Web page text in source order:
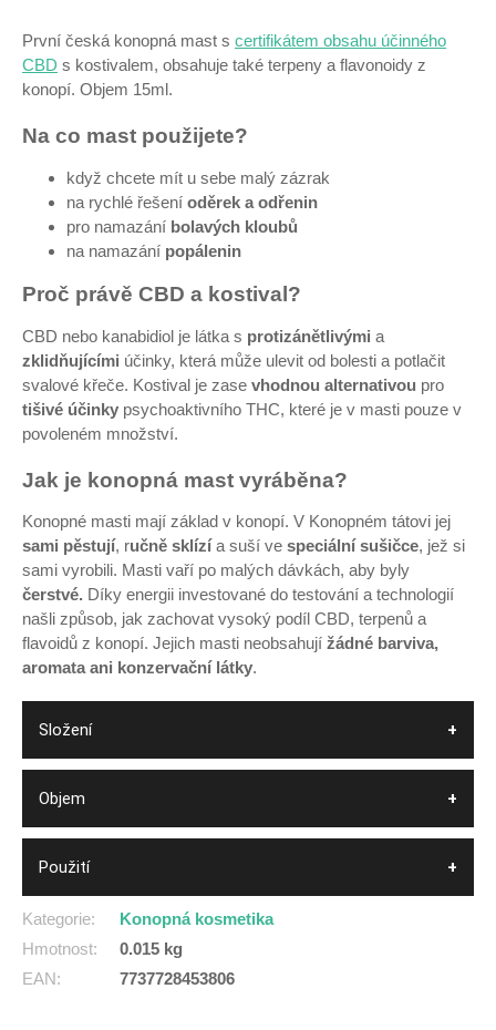
První česká konopná mast s certifikátem obsahu účinného
CBD s kostivalem, obsahuje také terpeny a flavonoidy z
konopí. Objem 15ml.
Na co mast použijete?
když chcete mít u sebe malý zázrak
na rychlé řešení oděrek a odřenin
pro namazání bolavých kloubů
na namazání popálenin
Proč právě CBD a kostival?
CBD nebo kanabidiol je látka s protizánětlivými a
zklidňujícími účinky, která může ulevit od bolesti a potlačit
svalové křeče. Kostival je zase vhodnou alternativou pro
tišivé účinky psychoaktivního THC, které je v masti pouze v
povoleném množství.
Jak je konopná mast vyráběna?
Konopné masti mají základ v konopí. V Konopném tátovi jej
sami pěstují, ručně sklízía suší ve speciální sušičce, jež si
sami vyrobili. Masti vaří po malých dávkách, aby byly
čerstvé. Díky energii investované do testování a technologií
našli způsob, jak zachovat vysoký podíl CBD, terpenů a
flavoidů z konopí. Jejich masti neobsahují žádné barviva,
aromata ani konzervační látky.
Složení
Objem
Použití
Kategorie:
Konopná kosmetika
Hmotnost:
0.015 kg
EAN: 7737728453806